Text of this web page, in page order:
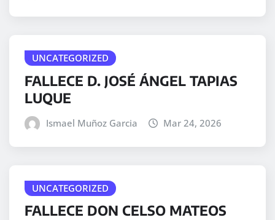
UNCATEGORIZED
FALLECE D. JOSÉ ÁNGEL TAPIAS
LUQUE
Ismael Muñoz Garcia Mar 24, 2026
UNCATEGORIZED
FALLECE DON CELSO MATEOS